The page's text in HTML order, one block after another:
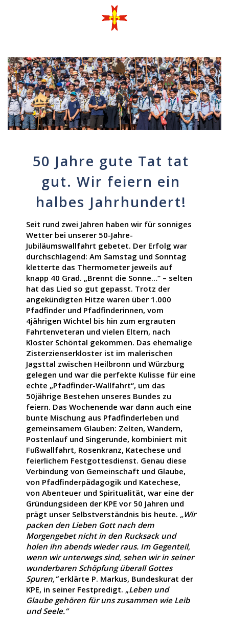
50 Jahre gute Tat tat
gut. Wir feiern ein
halbes Jahrhundert!
Seit rund zwei Jahren haben wir für sonniges
Wetter bei unserer 50-Jahre-
Jubiläumswallfahrt gebetet. Der Erfolg war
durchschlagend: Am Samstag und Sonntag
kletterte das Thermometer jeweils auf
knapp 40 Grad. „Brennt die Sonne…“ – selten
hat das Lied so gut gepasst. Trotz der
angekündigten Hitze waren über 1.000
Pfadfinder und Pfadfinderinnen, vom
4jährigen Wichtel bis hin zum ergrauten
Fahrtenveteran und vielen Eltern, nach
Kloster Schöntal gekommen. Das ehemalige
Zisterzienserkloster ist im malerischen
Jagsttal zwischen Heilbronn und Würzburg
gelegen und war die perfekte Kulisse für eine
echte „Pfadfinder-Wallfahrt“, um das
50jährige Bestehen unseres Bundes zu
feiern. Das Wochenende war dann auch eine
bunte Mischung aus Pfadfinderleben und
gemeinsamem Glauben: Zelten, Wandern,
Postenlauf und Singerunde, kombiniert mit
Fußwallfahrt, Rosenkranz, Katechese und
feierlichem Festgottesdienst. Genau diese
Verbindung von Gemeinschaft und Glaube,
von Pfadfinderpädagogik und Katechese,
von Abenteuer und Spiritualität, war eine der
Gründungsideen der KPE vor 50 Jahren und
prägt unser Selbstverständnis bis heute. „Wir
packen den Lieben Gott nach dem
Morgengebet nicht in den Rucksack und
holen ihn abends wieder raus. Im Gegenteil,
wenn wir unterwegs sind, sehen wir in seiner
wunderbaren Schöpfung überall Gottes
Spuren,“erklärte P. Markus, Bundeskurat der
KPE, in seiner Festpredigt. „Leben und
Glaube gehören für uns zusammen wie Leib
und Seele.“